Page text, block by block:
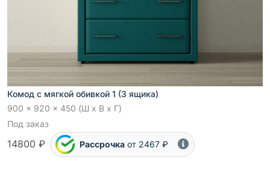
Комод с мягкой обивкой 1 (3 ящика)
900 x 920 x 450 (Ш x В x Г)
Под заказ
14800 ₽ Рассрочка от 2467 ₽